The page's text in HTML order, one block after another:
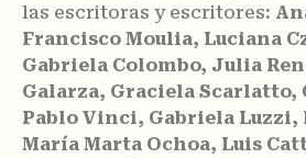
las escritoras y escritores:
Francisco Moulia, Luciana
Gabriela Colombo, Julia
Galarza, Graciela Scarlatto,
Pablo Vinci, Gabriela Luzzi,
María Marta Ochoa, Luis